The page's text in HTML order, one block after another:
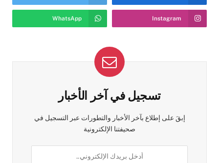
Instagram
WhatsApp
تسجيل في آخر الأخبار
إبقَ على إطلاع بآخر الأخبار والتطورات عبر التسجيل في
صحيفتنا الإلكترونية